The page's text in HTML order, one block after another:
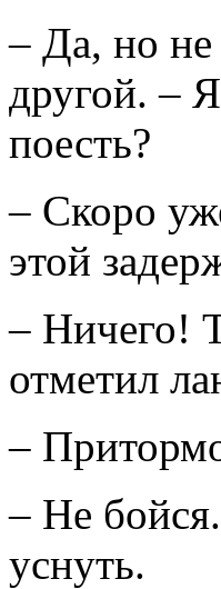
– Да, но не
другой. –
поесть?
– Скоро
этой
– Ничего!
отметил
–
– Не
уснуть.